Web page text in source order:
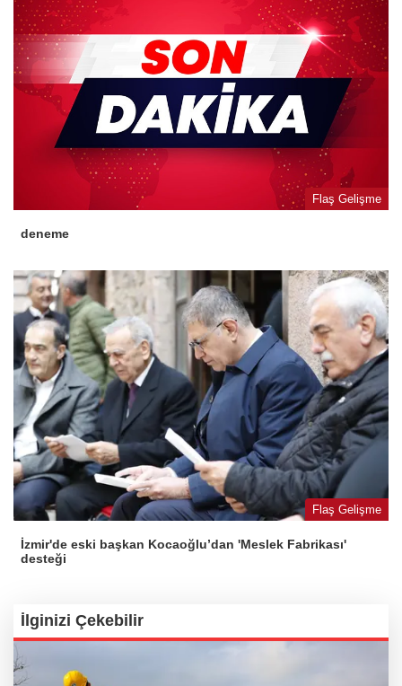
Flaş Gelişme
deneme
Flaş Gelişme
İzmir'de eski başkan Kocaoğlu’dan 'Meslek Fabrikası'
desteği
İlginizi Çekebilir